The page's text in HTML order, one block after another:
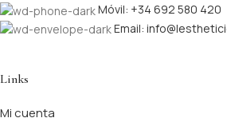
Móvil: +34 692 580 420
Email:
Links
Mi cuenta